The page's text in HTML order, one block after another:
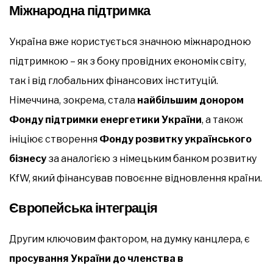
Міжнародна підтримка
Україна вже користується значною міжнародною
підтримкою – як з боку провідних економік світу,
так і від глобальних фінансових інституцій.
Німеччина, зокрема, стала найбільшим донором
Фонду підтримки енергетики України, а також
ініціює створення Фонду розвитку українського
бізнесу за аналогією з німецьким банком розвитку
KfW, який фінансував повоєнне відновлення країни.
Європейська інтеграція
Другим ключовим фактором, на думку канцлера, є
просування України до членства в